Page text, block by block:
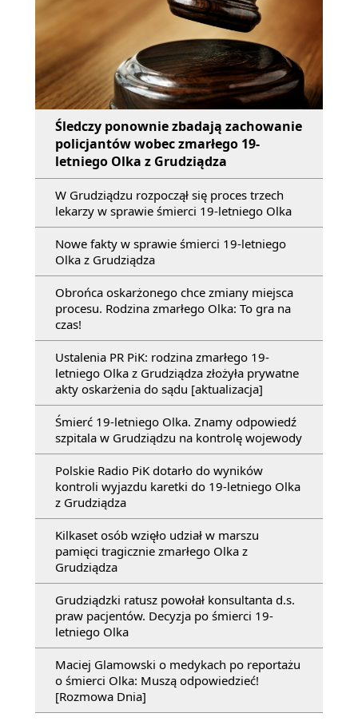
Śledczy ponownie zbadają zachowanie
policjantów wobec zmarłego 19-
letniego Olka z Grudziądza
W Grudziądzu rozpoczął się proces trzech
lekarzy w sprawie śmierci 19-letniego Olka
Nowe fakty w sprawie śmierci 19-letniego
Olka z Grudziądza
Obrońca oskarżonego chce zmiany miejsca
procesu. Rodzina zmarłego Olka: To gra na
czas!
Ustalenia PR PiK: rodzina zmarłego 19-
letniego Olka z Grudziądza złożyła prywatne
akty oskarżenia do sądu [aktualizacja]
Śmierć 19-letniego Olka. Znamy odpowiedź
szpitala w Grudziądzu na kontrolę wojewody
Polskie Radio PiK dotarło do wyników
kontroli wyjazdu karetki do 19-letniego Olka
z Grudziądza
Kilkaset osób wzięło udział w marszu
pamięci tragicznie zmarłego Olka z
Grudziądza
Grudziądzki ratusz powołał konsultanta d.s.
praw pacjentów. Decyzja po śmierci 19-
letniego Olka
Maciej Glamowski o medykach po reportażu
o śmierci Olka: Muszą odpowiedzieć!
[Rozmowa Dnia]